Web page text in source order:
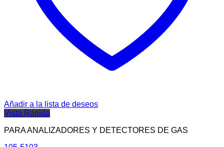
Añadir a la lista de deseos
Vista Rápida
PARA ANALIZADORES Y DETECTORES DE GAS